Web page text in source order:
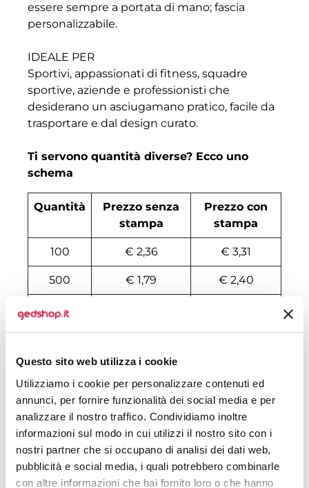
Questo sito web utilizza i cookie
Utilizziamo i cookie per personalizzare contenuti ed
annunci, per fornire funzionalità dei social media e per
analizzare il nostro traffico. Condividiamo inoltre
informazioni sul modo in cui utilizzi il nostro sito con i
nostri partner che si occupano di analisi dei dati web,
pubblicità e social media, i quali potrebbero combinarle
con altre informazioni che hai fornito loro o che hanno
essere sempre a portata di mano; fascia
personalizzabile.
IDEALE PER
Sportivi, appassionati di fitness, squadre
sportive, aziende e professionisti che
desiderano un asciugamano pratico, facile da
trasportare e dal design curato.
Ti servono quantità diverse? Ecco uno
schema
Quantità
Prezzo senza
stampa
Prezzo con
stampa
100 € 2,36 € 3,31
500 € 1,79 € 2,40
1000
2000 € 1,65 € 2,08
3000 € 1,64
4000 € 1,63 € 2,01
5000 € 1,62 € 2,00
6000 € 1,61 € 1,97
7000 € 1,59 € 1,96